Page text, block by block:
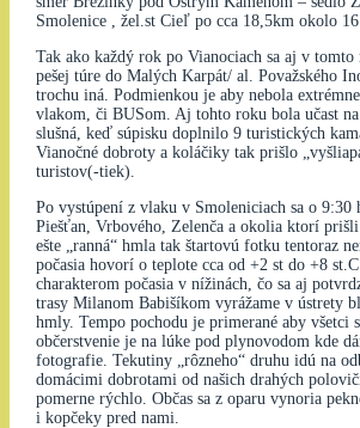
Smolenice , žel.st Cieľ po cca 18,5km okolo 16
Tak ako každý rok po Vianociach sa aj v tomto
pešej túre do Malých Karpát/ al. Považského
trochu iná. Podmienkou je aby nebola
vlakom, či BUSom. Aj tohto roku bola učast
slušná, keď súpisku doplnilo 9 turistických
Vianočné dobroty a koláčiky tak prišlo
turistov(-tiek).
Po vystúpení z vlaku v Smoleniciach sa o 9:30
Piešťan, Vrbového, Zelenča a okolia ktorí
ešte „ranná“ hmla tak štartovú fotku tentoraz
počasia hovorí o teplote cca od +2 st do +8
charakterom počasia v nížinách, čo sa aj
trasy Milanom Babišíkom vyrážame v ústrety
hmly. Tempo pochodu je primerané aby všetci
občerstvenie je na lúke pod plynovodom kde
fotografie. Tekutiny „rôzneho“ druhu idú na
domácimi dobrotami od našich drahých
pomerne rýchlo. Občas sa z oparu vynoria
i kopčeky pred nami.